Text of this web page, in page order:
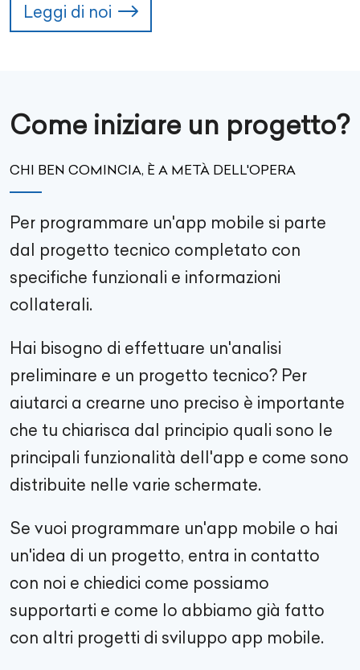
Leggi di noi
Come iniziare un progetto?
CHI BEN COMINCIA, È A METÀ DELL'OPERA
Per programmare un'app mobile si parte
dal progetto tecnico completato con
specifiche funzionali e informazioni
collaterali.
Hai bisogno di effettuare un'analisi
preliminare e un progetto tecnico? Per
aiutarci a crearne uno preciso è importante
che tu chiarisca dal principio quali sono le
principali funzionalità dell'app e come sono
distribuite nelle varie schermate.
Se vuoi programmare un'app mobile o hai
un'idea di un progetto, entra in contatto
con noi e chiedici come possiamo
supportarti e come lo abbiamo già fatto
con altri progetti di sviluppo app mobile.